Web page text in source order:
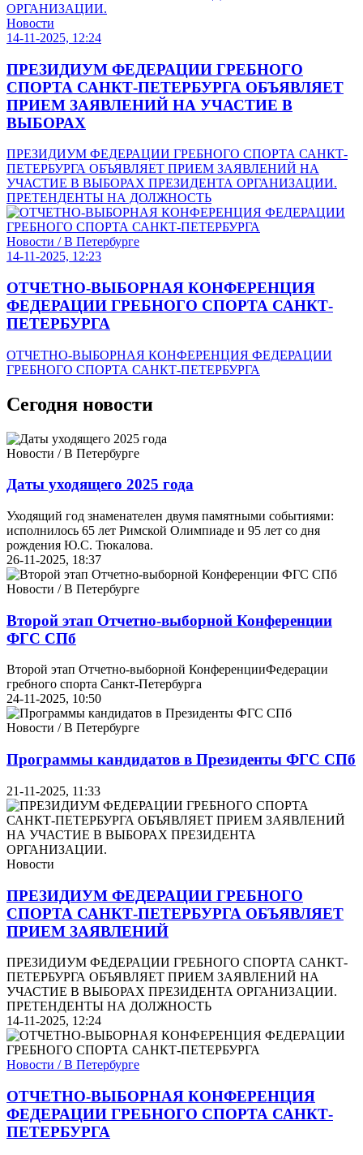
Новости
14-11-2025, 12:24
ПРЕЗИДИУМ ФЕДЕРАЦИИ ГРЕБНОГО
СПОРТА САНКТ-ПЕТЕРБУРГА ОБЪЯВЛЯЕТ
ПРИЕМ ЗАЯВЛЕНИЙ НА УЧАСТИЕ В
ВЫБОРАХ
ПРЕЗИДИУМ ФЕДЕРАЦИИ ГРЕБНОГО СПОРТА САНКТ-
ПЕТЕРБУРГА ОБЪЯВЛЯЕТ ПРИЕМ ЗАЯВЛЕНИЙ НА
УЧАСТИЕ В ВЫБОРАХ ПРЕЗИДЕНТА ОРГАНИЗАЦИИ.
ПРЕТЕНДЕНТЫ НА ДОЛЖНОСТЬ
Новости / В Петербурге
14-11-2025, 12:23
ОТЧЕТНО-ВЫБОРНАЯ КОНФЕРЕНЦИЯ
ФЕДЕРАЦИИ ГРЕБНОГО СПОРТА САНКТ-
ПЕТЕРБУРГА
ОТЧЕТНО-ВЫБОРНАЯ КОНФЕРЕНЦИЯ ФЕДЕРАЦИИ
ГРЕБНОГО СПОРТА САНКТ-ПЕТЕРБУРГА
Сегодня новости
Новости / В Петербурге
Даты уходящего 2025 года
Уходящий год знаменателен двумя памятными событиями:
исполнилось 65 лет Римской Олимпиаде и 95 лет со дня
рождения Ю.С. Тюкалова.
26-11-2025, 18:37
Новости / В Петербурге
Второй этап Отчетно-выборной Конференции
ФГС СПб
Второй этап Отчетно-выборной КонференцииФедерации
гребного спорта Санкт-Петербурга
24-11-2025, 10:50
Новости / В Петербурге
Программы кандидатов в Президенты ФГС СПб
21-11-2025, 11:33
Новости
ПРЕЗИДИУМ ФЕДЕРАЦИИ ГРЕБНОГО
СПОРТА САНКТ-ПЕТЕРБУРГА ОБЪЯВЛЯЕТ
ПРИЕМ ЗАЯВЛЕНИЙ
ПРЕЗИДИУМ ФЕДЕРАЦИИ ГРЕБНОГО СПОРТА САНКТ-
ПЕТЕРБУРГА ОБЪЯВЛЯЕТ ПРИЕМ ЗАЯВЛЕНИЙ НА
УЧАСТИЕ В ВЫБОРАХ ПРЕЗИДЕНТА ОРГАНИЗАЦИИ.
ПРЕТЕНДЕНТЫ НА ДОЛЖНОСТЬ
14-11-2025, 12:24
Новости / В Петербурге
ОТЧЕТНО-ВЫБОРНАЯ КОНФЕРЕНЦИЯ
ФЕДЕРАЦИИ ГРЕБНОГО СПОРТА САНКТ-
ПЕТЕРБУРГА